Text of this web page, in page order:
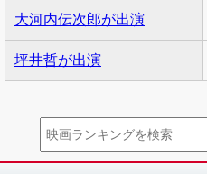
大河内伝次郎が出演
坪井哲が出演